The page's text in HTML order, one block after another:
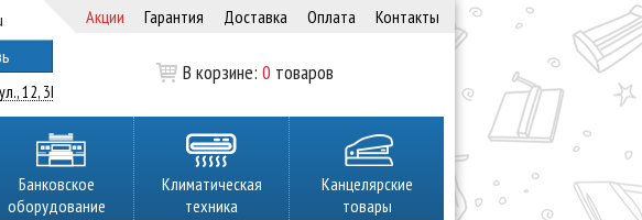
12, 3Ц
Акции Гарантия Доставка Оплата Контакты
В корзине:0 товаров
Банковское
оборудование
Климатическая
техника
Канцелярские
товары